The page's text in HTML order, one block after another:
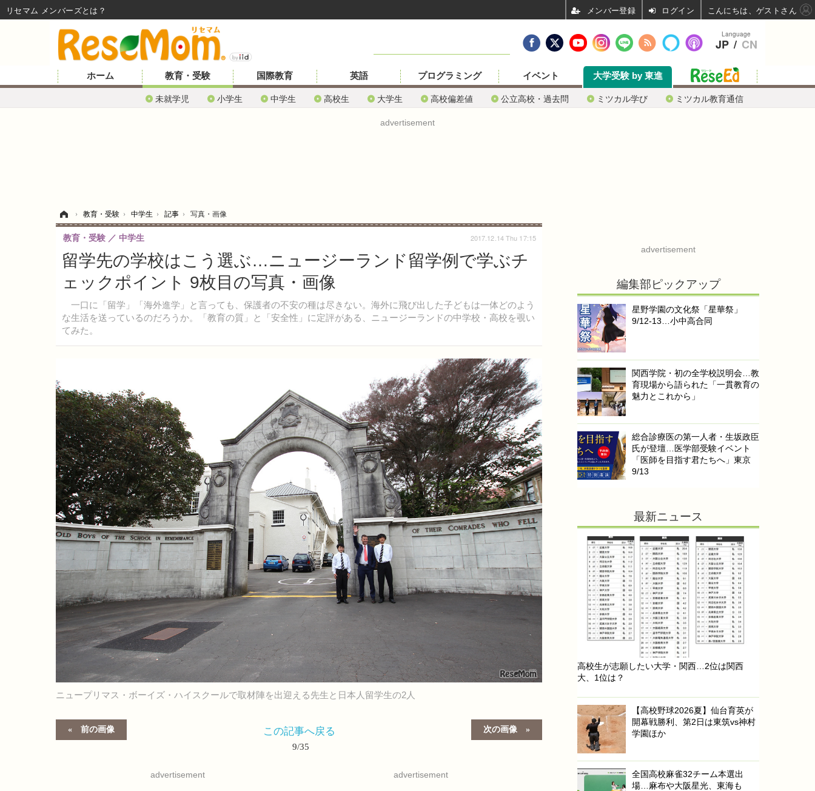
ホーム 教育・受験
未就学児 小学生 中学生 高校生 大学生 高校偏差値 公立高校・過去問 ミツカル学び ミツカル教育通信
国際教育 英語 プログラミング イベント 大学受験 by 東進
advertisement
› 教育・受験 › 中学生 › 記事 › 写真・画像
留学先の学校はこう選ぶ…ニュージーランド留学例で学ぶチ
ェックポイント 9枚目の写真・画像
一口に「留学」「海外進学」と言っても、保護者の不安の種は尽きない。海外に飛び出した子どもは一体どのよう
な生活を送っているのだろうか。「教育の質」と「安全性」に定評がある、ニュージーランドの中学校・高校を覗い
てみた。
教育・受験 中学生 2017.12.14 Thu 17:15
ニュープリマス・ボーイズ・ハイスクールで取材陣を出迎える先生と日本人留学生の2人
前の画像 次の画像
この記事へ戻る
9/35
advertisement advertisement
advertisement
編集部ピックアップ
星野学園の文化祭「星華祭」
9/12-13…小中高合同
関西学院・初の全学校説明会…教
育現場から語られた「一貫教育の
魅力とこれから」
総合診療医の第一人者・生坂政臣
氏が登壇…医学部受験イベント
「医師を目指す君たちへ」東京
9/13
最新ニュース
高校生が志願したい大学・関西…2位は関西
大、1位は？
【高校野球2026夏】仙台育英が
開幕戦勝利、第2日は東筑vs神村
学園ほか
全国高校麻雀32チーム本選出
場…麻布や大阪星光、東海も
Language
JP / CN
リセマム メンバーズ ログイン こんにちは、ゲストさん